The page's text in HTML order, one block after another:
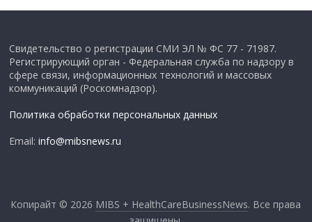
Свидетельство о регистрации СМИ ЭЛ № ФС 77 - 71987.
Регистрирующий орган - Федеральная служба по надзору в
сфере связи, информационных технологий и массовых
коммуникаций (Роскомнадзор).
Политика обработки персональных данных
Email:info@mibsnews.ru
Копирайт © 2026 MIBS + HealthCareBusinessNews. Все права